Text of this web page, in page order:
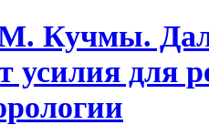
Кучмы.
усилия для